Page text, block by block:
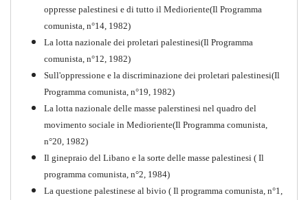
1917-2017 Ieri Oggi Domani
PDF Quaderno n°9
oppresse palestinesi e di tutto il Medioriente(Il Programma
comunista, n°14, 1982)
La lotta nazionale dei proletari palestinesi(Il Programma
comunista, n°12, 1982)
Sull'oppressione e la discriminazione dei proletari palestinesi(Il
Programma comunista, n°19, 1982)
La lotta nazionale delle masse palerstinesi nel quadro del
movimento sociale in Medioriente(Il Programma comunista,
n°20, 1982)
Il ginepraio del Libano e la sorte delle masse palestinesi ( Il
programma comunista, n°2, 1984)
La questione palestinese al bivio ( Il programma comunista, n°1,